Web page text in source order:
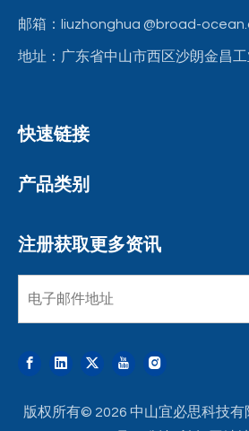
邮箱：liuzhonghua @broad-
地址：广东省中山市西区沙朗金昌
快速链接
产品类别
注册获取更多资讯
版权所有© 2026 中山宜必思科技有